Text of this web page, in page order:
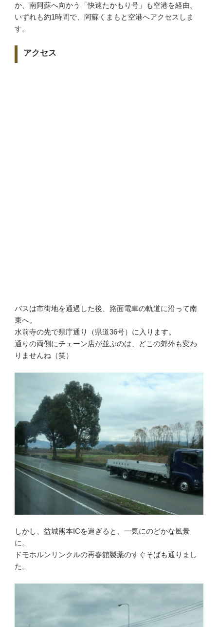
か、南阿蘇へ向かう「快速たかもり号」も空港を経由。
いずれも約1時間で、阿蘇くまもと空港へアクセスしま
す。
アクセス
バスは市街地を通過した後、路面電車の軌道に沿って南
東へ。
水前寺の先で県庁通り（県道36号）に入ります。
通りの両側にチェーン店が並ぶのは、どこの郊外も変わ
りませんね（笑）
しかし、益城熊本ICを過ぎると、一気にのどかな風景
に。
ドモホルンリンクルの再春館製薬のすぐそばも通りまし
た。